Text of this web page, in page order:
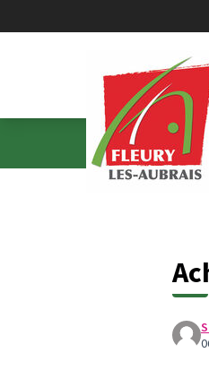
AccueilMenu
/